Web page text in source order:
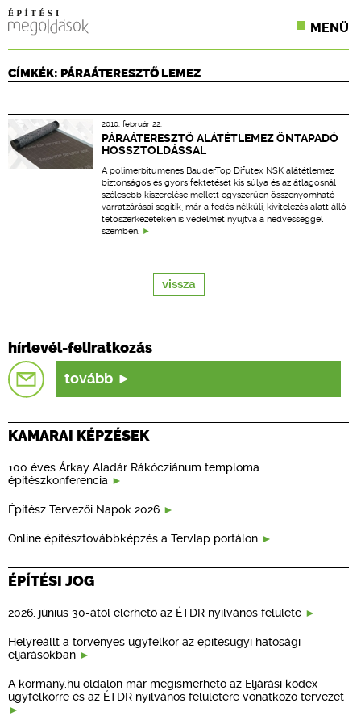
MENÜ
KONFERENCIÁK
CPR TERMÉKKIÍRÁS
ÉPÍTÉSI JOG
ONLINE KÉPZÉSEK
CÍMKÉK: PÁRAÁTERESZTŐ LEMEZ
2010. február 22.
PÁRAÁTERESZTŐ ALÁTÉTLEMEZ ÖNTAPADÓ
HOSSZTOLDÁSSAL
A polimerbitumenes BauderTop Difutex NSK alátétlemez
biztonságos és gyors fektetését kis súlya és az átlagosnál
szélesebb kiszerelése mellett egyszerűen összenyomható
varratzárásai segítik, már a fedés nélküli, kivitelezés alatt álló
tetőszerkezeteken is védelmet nyújtva a nedvességgel
szemben.
vissza
hírlevél-feliratkozás
tovább
KAMARAI KÉPZÉSEK
100 éves Árkay Aladár Rákócziánum temploma
építészkonferencia
Építész Tervezői Napok 2026
Online építésztovábbképzés a Tervlap portálon
ÉPÍTÉSI JOG
2026. június 30-ától elérhető az ÉTDR nyilvános felülete
Helyreállt a törvényes ügyfélkör az építésügyi hatósági
eljárásokban
A kormany.hu oldalon már megismerhető az Eljárási kódex
ügyfélkörre és az ÉTDR nyilvános felületére vonatkozó tervezet